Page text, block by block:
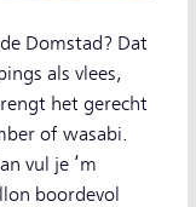
Domstad? Dat
als vlees,
het gerecht
of wasabi.
vul je ‘m
boordevol